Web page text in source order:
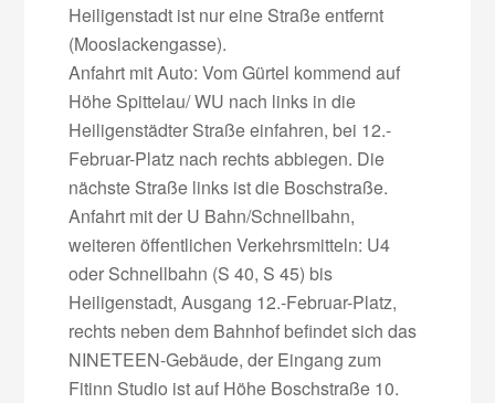
Heiligenstadt ist nur eine Straße entfernt
(Mooslackengasse).
Anfahrt mit Auto: Vom Gürtel kommend auf
Höhe Spittelau/ WU nach links in die
Heiligenstädter Straße einfahren, bei 12.-
Februar-Platz nach rechts abbiegen. Die
nächste Straße links ist die Boschstraße.
Anfahrt mit der U Bahn/Schnellbahn,
weiteren öffentlichen Verkehrsmitteln: U4
oder Schnellbahn (S 40, S 45) bis
Heiligenstadt, Ausgang 12.-Februar-Platz,
rechts neben dem Bahnhof befindet sich das
NINETEEN-Gebäude, der Eingang zum
Fitinn Studio ist auf Höhe Boschstraße 10.